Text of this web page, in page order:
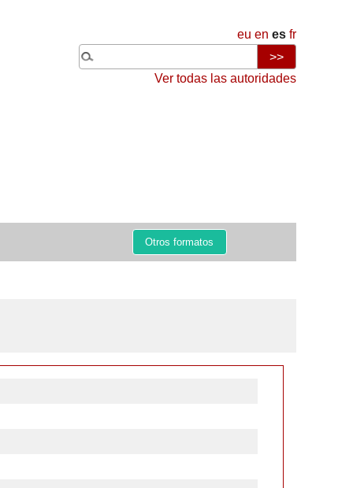
eu en es fr
Ver todas las autoridades
Otros formatos